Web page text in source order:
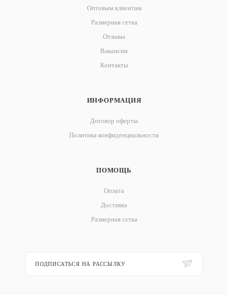
Оптовым клиентам
Размерная сетка
Отзывы
Вакансии
Контакты
ИНФОРМАЦИЯ
Договор оферты
Политика конфиденциальности
ПОМОЩЬ
Оплата
Доставка
Размерная сетка
ПОДПИСАТЬСЯ НА РАССЫЛКУ